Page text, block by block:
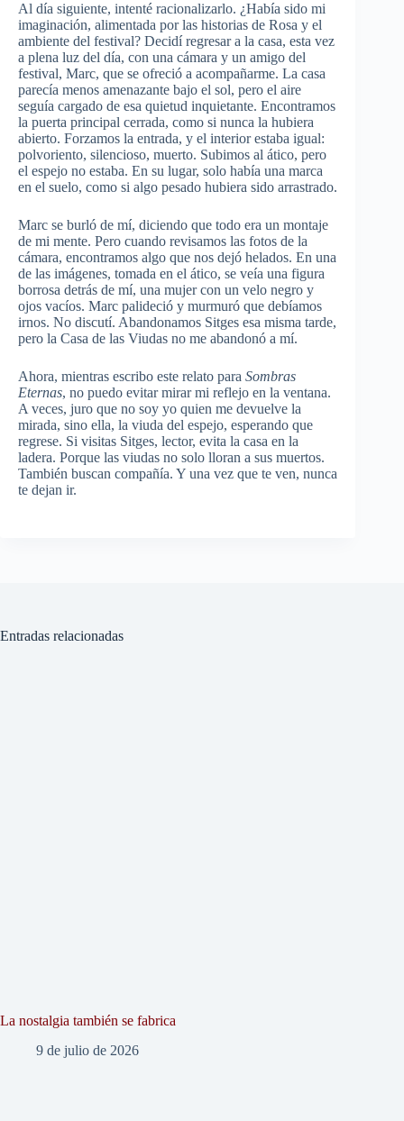
Al día siguiente, intenté racionalizarlo. ¿Había sido mi
imaginación, alimentada por las historias de Rosa y el
ambiente del festival? Decidí regresar a la casa, esta vez
a plena luz del día, con una cámara y un amigo del
festival, Marc, que se ofreció a acompañarme. La casa
parecía menos amenazante bajo el sol, pero el aire
seguía cargado de esa quietud inquietante. Encontramos
la puerta principal cerrada, como si nunca la hubiera
abierto. Forzamos la entrada, y el interior estaba igual:
polvoriento, silencioso, muerto. Subimos al ático, pero
el espejo no estaba. En su lugar, solo había una marca
en el suelo, como si algo pesado hubiera sido arrastrado.
Marc se burló de mí, diciendo que todo era un montaje
de mi mente. Pero cuando revisamos las fotos de la
cámara, encontramos algo que nos dejó helados. En una
de las imágenes, tomada en el ático, se veía una figura
borrosa detrás de mí, una mujer con un velo negro y
ojos vacíos. Marc palideció y murmuró que debíamos
irnos. No discutí. Abandonamos Sitges esa misma tarde,
pero la Casa de las Viudas no me abandonó a mí.
Ahora, mientras escribo este relato para Sombras
Eternas, no puedo evitar mirar mi reflejo en la ventana.
A veces, juro que no soy yo quien me devuelve la
mirada, sino ella, la viuda del espejo, esperando que
regrese. Si visitas Sitges, lector, evita la casa en la
ladera. Porque las viudas no solo lloran a sus muertos.
También buscan compañía. Y una vez que te ven, nunca
te dejan ir.
Entradas relacionadas
La nostalgia también se fabrica
9 de julio de 2026